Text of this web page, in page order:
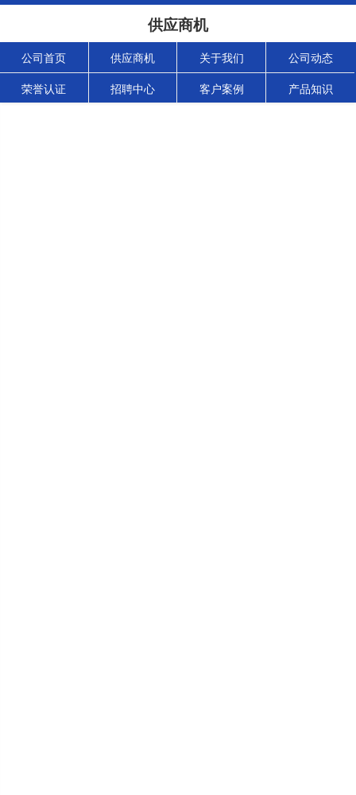
供应商机
公司首页 供应商机 关于我们 公司动态
荣誉认证 招聘中心 客户案例 产品知识